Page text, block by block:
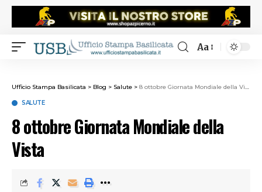
Aa
Ufficio Stampa Basilicata > Blog > Salute > 8 ottobre Giornata Mondiale della Vista
SALUTE
8 ottobre Giornata Mondiale della
Vista